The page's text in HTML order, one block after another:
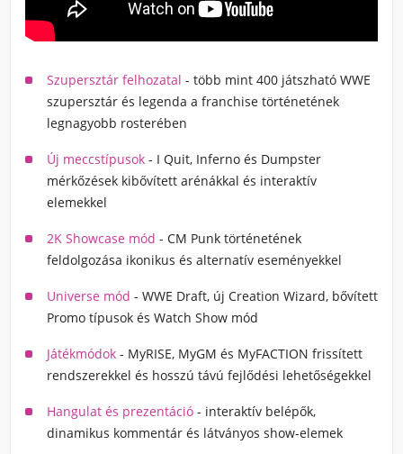
Szupersztár felhozatal - több mint 400 játszható WWE
szupersztár és legenda a franchise történetének
legnagyobb rosterében
Új meccstípusok - I Quit, Inferno és Dumpster
mérkőzések kibővített arénákkal és interaktív
elemekkel
2K Showcase mód - CM Punk történetének
feldolgozása ikonikus és alternatív eseményekkel
Universe mód - WWE Draft, új Creation Wizard, bővített
Promo típusok és Watch Show mód
Játékmódok - MyRISE, MyGM és MyFACTION frissített
rendszerekkel és hosszú távú fejlődési lehetőségekkel
Hangulat és prezentáció - interaktív belépők,
dinamikus kommentár és látványos show-elemek